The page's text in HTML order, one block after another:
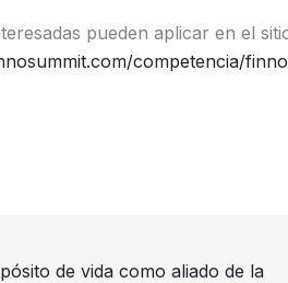
pueden aplicar en el
competencia/
de vida como aliado de la